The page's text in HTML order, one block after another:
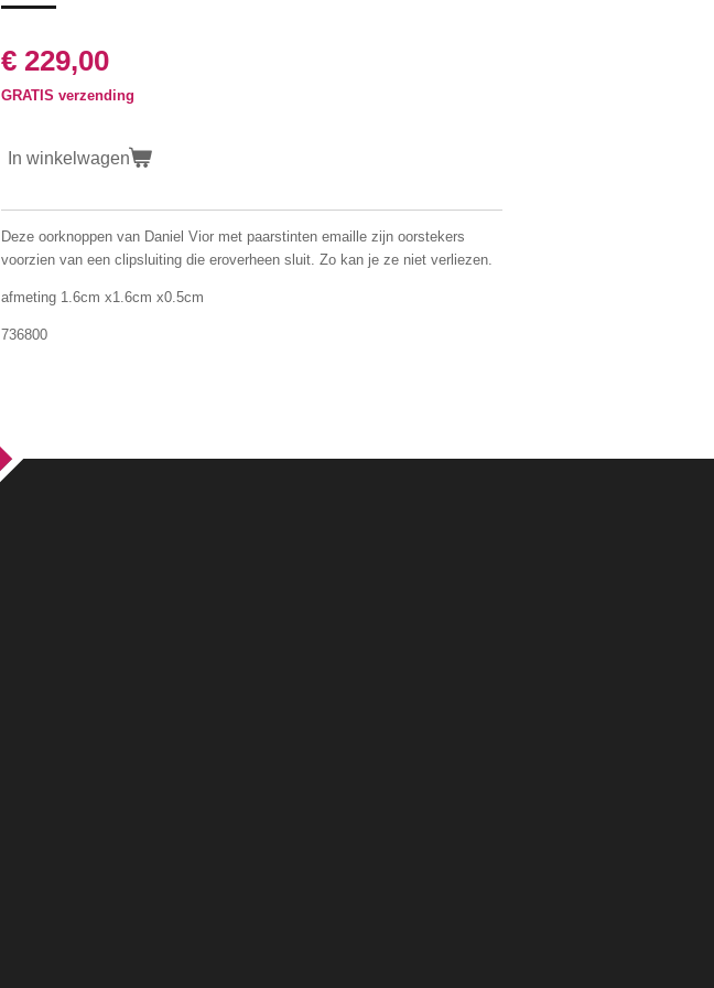
€ 229,00
GRATIS verzending
In winkelwagen
Deze oorknoppen van Daniel Vior met paarstinten emaille zijn oorstekers
voorzien van een clipsluiting die eroverheen sluit. Zo kan je ze niet verliezen.
afmeting 1.6cm x1.6cm x0.5cm
736800